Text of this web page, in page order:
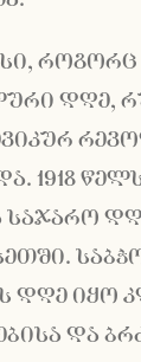
როგორც
დღე,
1918
საჯარო
დღე იყო
და